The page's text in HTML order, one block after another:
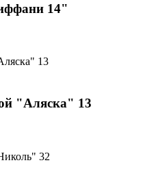
14"
"Аляска" 13